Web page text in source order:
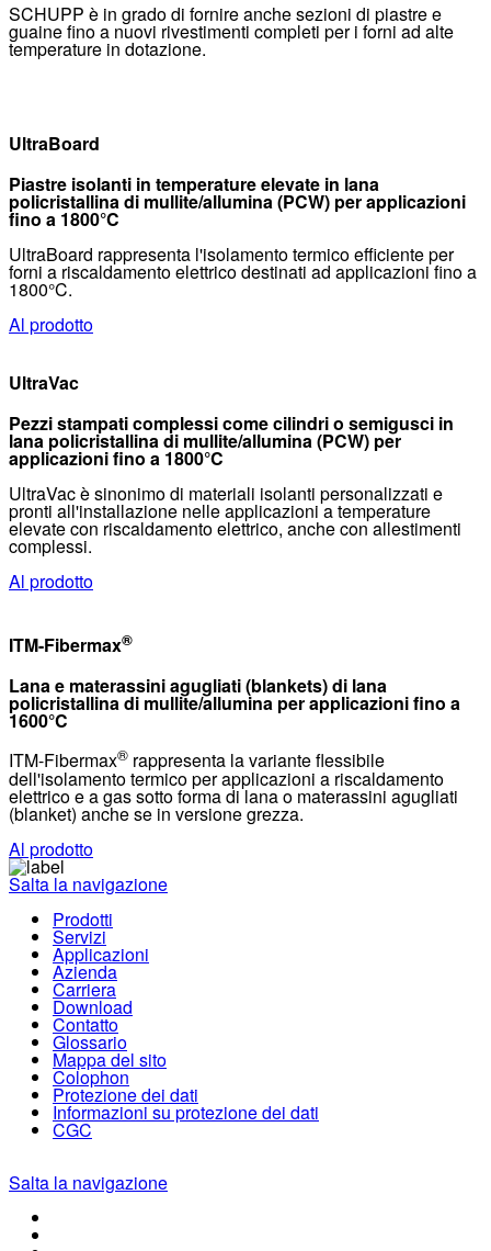
SCHUPP è in grado di fornire anche sezioni di piastre e
guaine fino a nuovi rivestimenti completi per i forni ad alte
temperature in dotazione.
UltraBoard
Piastre isolanti in temperature elevate in lana
policristallina di mullite/allumina (PCW) per applicazioni
fino a 1800°C
UltraBoard rappresenta l'isolamento termico efficiente per
forni a riscaldamento elettrico destinati ad applicazioni fino a
1800°C.
Al prodotto
UltraVac
Pezzi stampati complessi come cilindri o semigusci in
lana policristallina di mullite/allumina (PCW) per
applicazioni fino a 1800°C
UltraVac è sinonimo di materiali isolanti personalizzati e
pronti all'installazione nelle applicazioni a temperature
elevate con riscaldamento elettrico, anche con allestimenti
complessi.
Al prodotto
ITM-Fibermax®
Lana e materassini agugliati (blankets) di lana
policristallina di mullite/allumina per applicazioni fino a
1600°C
ITM-Fibermax® rappresenta la variante flessibile
dell'isolamento termico per applicazioni a riscaldamento
elettrico e a gas sotto forma di lana o materassini agugliati
(blanket) anche se in versione grezza.
Al prodotto
Salta la navigazione
Prodotti
Servizi
Applicazioni
Azienda
Carriera
Download
Contatto
Glossario
Mappa del sito
Colophon
Protezione dei dati
Informazioni su protezione dei dati
CGC
Salta la navigazione